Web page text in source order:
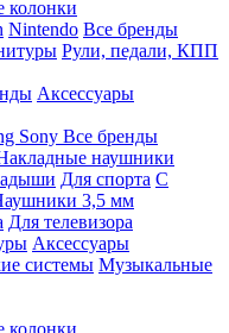
колонки
Nintendo Все бренды
Рули, педали, КПП
Аксессуары
Sony Все бренды
наушники
Для спорта С
3,5 мм
Для телевизора
Аксессуары
системы Музыкальные
колонки